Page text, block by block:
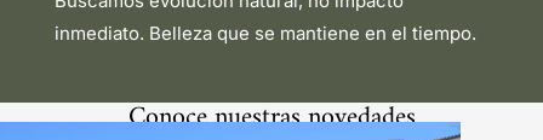
inmediato. Belleza que se mantiene en el tiempo.
Conoce nuestras novedades